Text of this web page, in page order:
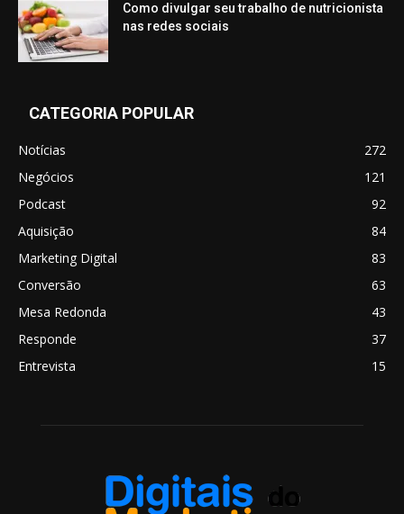
Como divulgar seu trabalho de nutricionista
nas redes sociais
CATEGORIA POPULAR
Notícias
272
Negócios
121
Podcast
92
Aquisição
84
Marketing Digital
83
Conversão
63
Mesa Redonda
43
Responde
37
Entrevista
15